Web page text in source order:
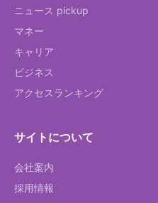
ニュース pickup
マネー
キャリア
ビジネス
アクセスランキング
サイトについて
会社案内
採用情報